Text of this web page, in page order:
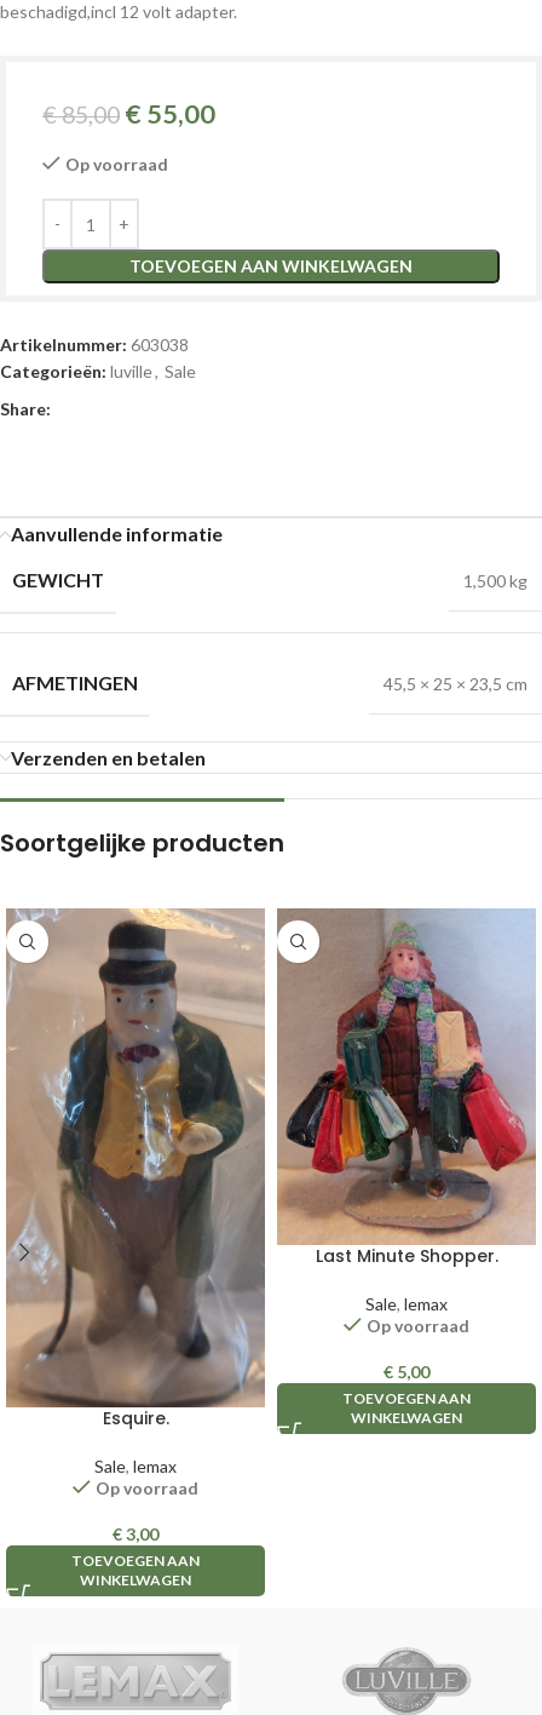
beschadigd,incl 12 volt adapter.
€85,00 € 55,00
Op voorraad
TOEVOEGEN AAN WINKELWAGEN
Artikelnummer: 603038
Categorieën: luville, Sale
Share:
Aanvullende informatie
GEWICHT
1,500 kg
AFMETINGEN 45,5 × 25 × 23,5 cm
Verzenden en betalen
Soortgelijke producten
Esquire.
Sale, lemax
Op voorraad
€3,00
TOEVOEGEN AAN
WINKELWAGEN
Last Minute Shopper.
Sale, lemax
Op voorraad
€ 5,00
TOEVOEGEN AAN
WINKELWAGEN